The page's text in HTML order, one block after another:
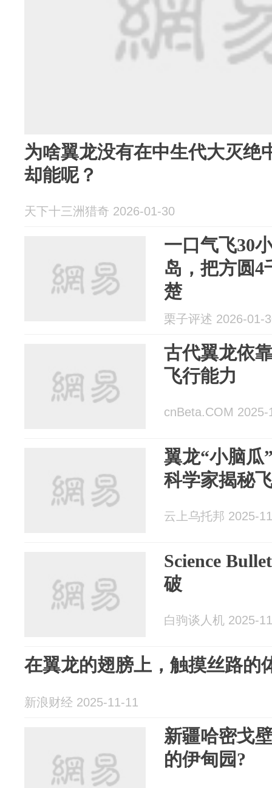
为啥翼龙没有在中生代大灭绝
却能呢？
天下十三洲猎奇 2026-01-30
一口气飞30
岛，把方圆4
楚
栗子评述 2026-01-
古代翼龙依
飞行能力
cnBeta.COM 2025-
翼龙“小脑瓜
科学家揭秘
云上乌托邦 2025-
Science
破
白驹谈人机 2025-
在翼龙的翅膀上，触摸丝路的
新浪财经 2025-11-11
新疆哈密戈
的伊甸园?